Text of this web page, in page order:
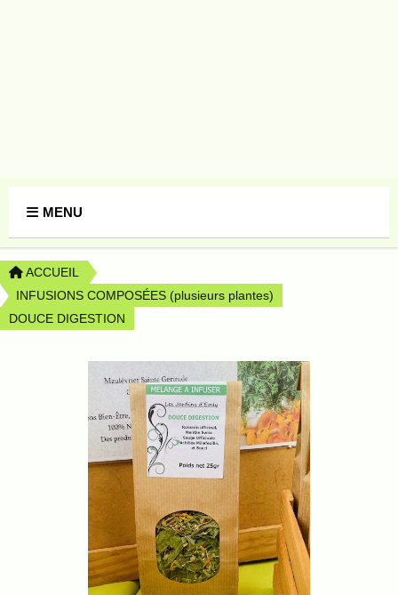
MENU
ACCUEIL
INFUSIONS COMPOSÉES (plusieurs plantes)
DOUCE DIGESTION